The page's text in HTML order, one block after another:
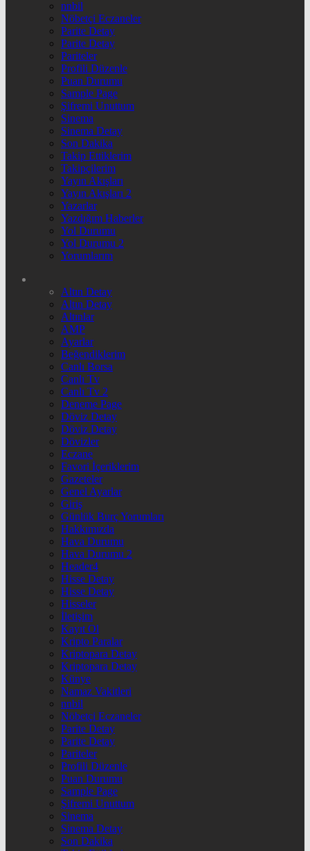
nnbil
Nöbetçi Eczaneler
Parite Detay
Parite Detay
Pariteler
Profili Düzenle
Puan Durumu
Sample Page
Şifremi Unuttum
Sinema
Sinema Detay
Son Dakika
Takip Ettiklerim
Takipçilerim
Yayın Akışları
Yayın Akışları 2
Yazarlar
Yazdığım Haberler
Yol Durumu
Yol Durumu 2
Yorumlarım
Altın Detay
Altın Detay
Altınlar
AMP
Ayarlar
Beğendiklerim
Canlı Borsa
Canlı Tv
Canlı Tv 2
Deneme Page
Döviz Detay
Döviz Detay
Dövizler
Eczane
Favori İçeriklerim
Gazeteler
Genel Ayarlar
Giriş
Günlük Burç Yorumları
Hakkımızda
Hava Durumu
Hava Durumu 2
Header4
Hisse Detay
Hisse Detay
Hisseler
İletişim
Kayıt Ol
Kripto Paralar
Kriptopara Detay
Kriptopara Detay
Künye
Namaz Vakitleri
nnbil
Nöbetçi Eczaneler
Parite Detay
Parite Detay
Pariteler
Profili Düzenle
Puan Durumu
Sample Page
Şifremi Unuttum
Sinema
Sinema Detay
Son Dakika